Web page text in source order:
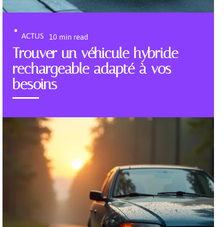
ACTUS 10 min read
Trouver un véhicule hybride
rechargeable adapté à vos
besoins